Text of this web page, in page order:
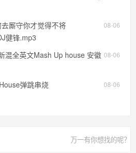
08-06
厮守你才觉得不将
健锋.mp3
08-06
混全英文Mash Up house 安徽
08-06
弹跳串烧
万一有你想找的呢？